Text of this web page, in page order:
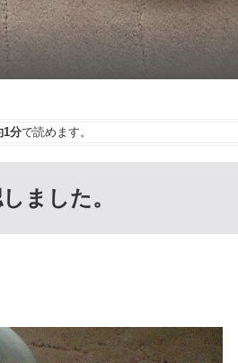
1分で読めます。
ました。